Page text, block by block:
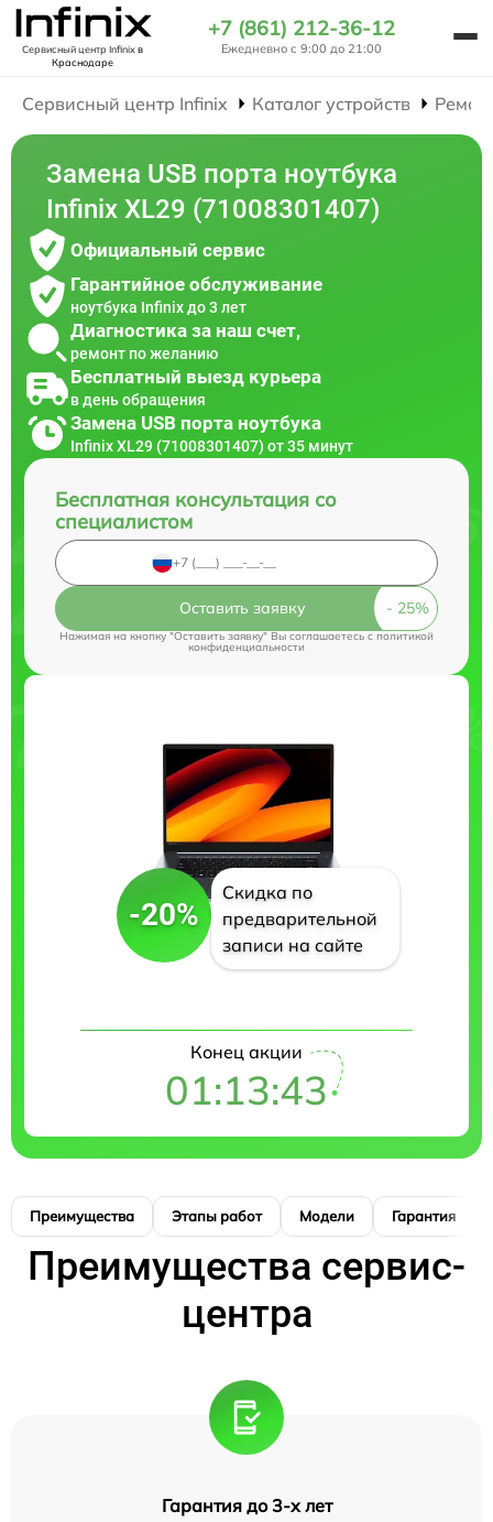
Сервисный центр Infinixв
Краснодаре
+7 (861) 212-36-12
Ежедневно с 9:00 до 21:00
Сервисный центр Infinix Каталог устройств
Замена USB порта ноутбука
Infinix XL29 (71008301407)
Официальный сервис
Гарантийное обслуживание
ноутбука Infinix до 3 лет
Диагностика за наш счет,
ремонт по желанию
Бесплатный выезд курьера
в день обращения
Замена USB порта ноутбука
Infinix XL29 (71008301407) от 35 минут
Бесплатная консультация со
специалистом
Оставить заявку
Нажимая на кнопку "Оставить заявку" Вы соглашаетесь cполитикой
конфиденциальности
-20%
Скидка по
предварительной
записи на сайте
Конец акции
01:13:42
Преимущества Этапы работ Модели Гарантия
Преимущества сервис-
центра
Гарантия до 3-х лет